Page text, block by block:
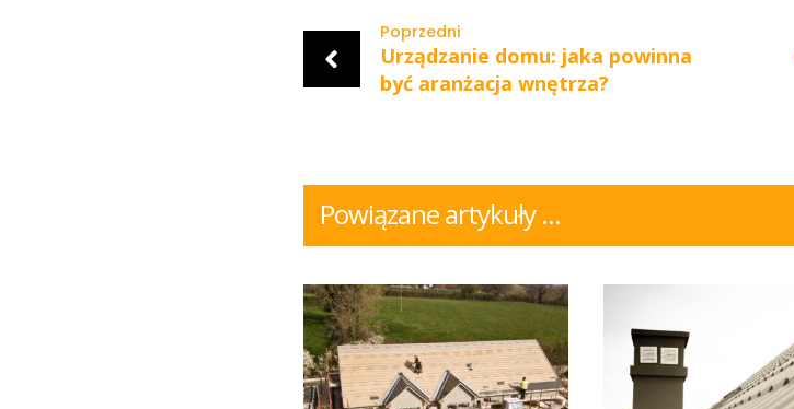
Poprzedni
Urządzanie domu: jaka powinna
być aranżacja wnętrza?
Powiązane artykuły ...